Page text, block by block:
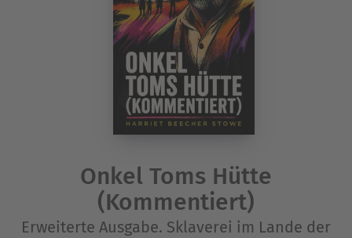
Onkel Toms Hütte
(Kommentiert)
Erweiterte Ausgabe. Sklaverei im Lande der